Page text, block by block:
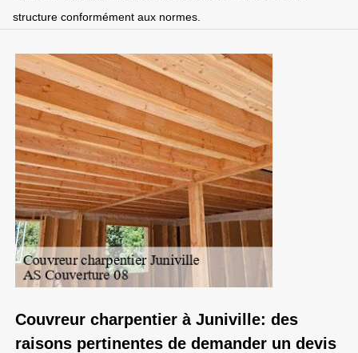
structure conformément aux normes.
Couvreur charpentier à Juniville: des
raisons pertinentes de demander un devis